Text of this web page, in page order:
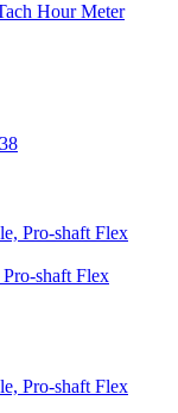
Hour Meter
shaft Flex